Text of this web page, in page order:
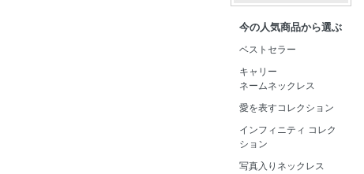
今の人気商品から選ぶ
ベストセラー
キャリー
ネームネックレス
愛を表すコレクション
インフィニティ コレク
ション
写真入りネックレス